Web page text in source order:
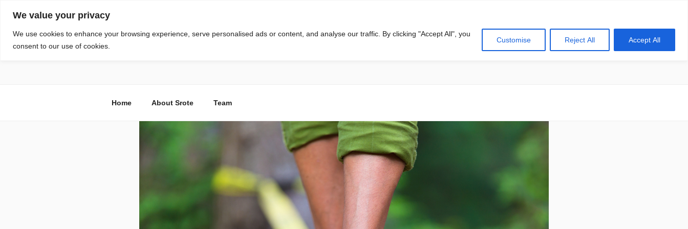
We value your privacy
We use cookies to enhance your browsing experience, serve personalised ads or content, and analyse our traffic. By clicking "Accept All", you
consent to our use of cookies.
Customise Reject All Accept All
स्रोत
Home About Srote Team